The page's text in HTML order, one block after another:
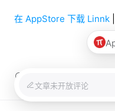
在 AppStore 下载 Linnk
文章未开放评论